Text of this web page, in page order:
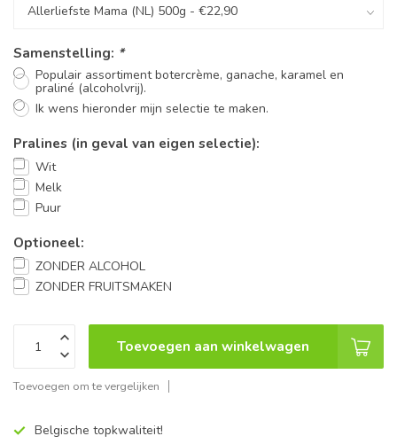
Samenstelling: *
Populair assortiment botercrème, ganache, karamel en
praliné (alcoholvrij).
Ik wens hieronder mijn selectie te maken.
Pralines (in geval van eigen selectie):
Wit
Melk
Puur
Optioneel:
ZONDER ALCOHOL
ZONDER FRUITSMAKEN
Toevoegen aan winkelwagen
Toevoegen om te vergelijken
Belgische topkwaliteit!